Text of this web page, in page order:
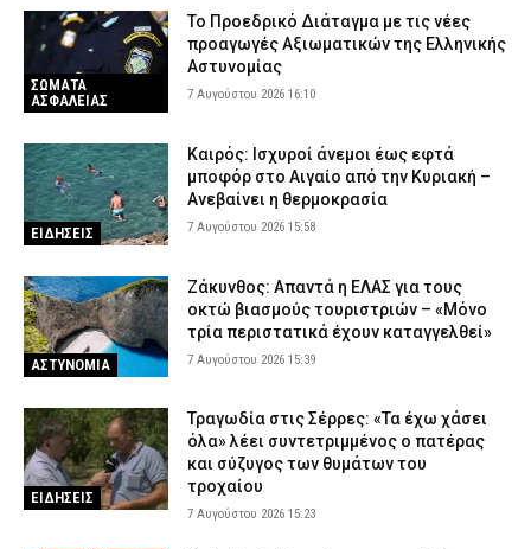
ΣΩΜΑΤΑ
ΑΣΦΑΛΕΙΑΣ
Το Προεδρικό Διάταγμα με τις νέες
προαγωγές Αξιωματικών της Ελληνικής
Αστυνομίας
7 Αυγούστου 2026 16:10
ΕΙΔΗΣΕΙΣ
Καιρός: Ισχυροί άνεμοι έως εφτά
μποφόρ στο Αιγαίο από την Κυριακή –
Ανεβαίνει η θερμοκρασία
7 Αυγούστου 2026 15:58
ΑΣΤΥΝΟΜΙΑ
Ζάκυνθος: Απαντά η ΕΛΑΣ για τους
οκτώ βιασμούς τουριστριών – «Μόνο
τρία περιστατικά έχουν καταγγελθεί»
7 Αυγούστου 2026 15:39
ΕΙΔΗΣΕΙΣ
Τραγωδία στις Σέρρες: «Τα έχω χάσει
όλα» λέει συντετριμμένος ο πατέρας
και σύζυγος των θυμάτων του
τροχαίου
7 Αυγούστου 2026 15:23